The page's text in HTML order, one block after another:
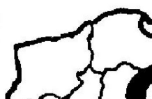
treści